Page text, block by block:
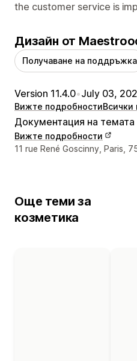
the customer service is
Дизайн от
Получаване на поддръжка
Version 11.4.0•July 03,
Вижте подробностиВсички
Документация на темата
Вижте подробности
Данни за връзка с
11 rue René Goscinny, Paris,
Още теми за
козметика